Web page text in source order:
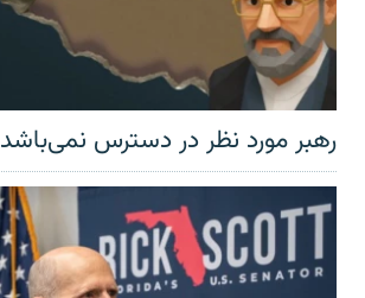
رهبر مورد نظر در دسترس نمی‌باشد